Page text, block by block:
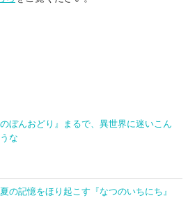
のぼんおどり』まるで、異世界に迷いこん
な
の記憶をほり起こす『なつのいちにち』